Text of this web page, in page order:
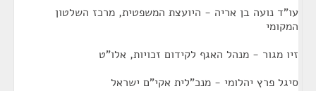
עו"ד נועה בן אריה - היועצת המשפטית, מרכז השלטון
המקומי
זיו מגור - מנהל האגף לקידום זכויות, אלו"ט
סיגל פרץ יהלומי - מנכ"לית אקי"ם ישראל